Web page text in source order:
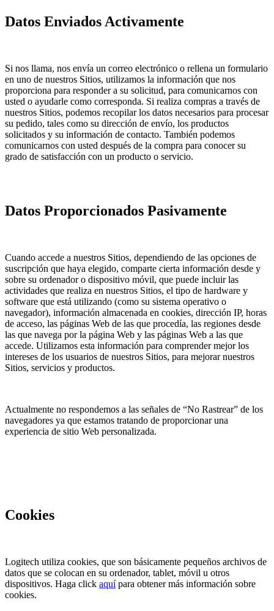
Datos Enviados Activamente
Si nos llama, nos envía un correo electrónico o rellena un formulario
en uno de nuestros Sitios, utilizamos la información que nos
proporciona para responder a su solicitud, para comunicarnos con
usted o ayudarle como corresponda. Si realiza compras a través de
nuestros Sitios, podemos recopilar los datos necesarios para procesar
su pedido, tales como su dirección de envío, los productos
solicitados y su información de contacto. También podemos
comunicarnos con usted después de la compra para conocer su
grado de satisfacción con un producto o servicio.
Datos Proporcionados Pasivamente
Cuando accede a nuestros Sitios, dependiendo de las opciones de
suscripción que haya elegido, comparte cierta información desde y
sobre su ordenador o dispositivo móvil, que puede incluir las
actividades que realiza en nuestros Sitios, el tipo de hardware y
software que está utilizando (como su sistema operativo o
navegador), información almacenada en cookies, dirección IP, horas
de acceso, las páginas Web de las que procedía, las regiones desde
las que navega por la página Web y las páginas Web a las que
accede. Utilizamos esta información para comprender mejor los
intereses de los usuarios de nuestros Sitios, para mejorar nuestros
Sitios, servicios y productos.
Actualmente no respondemos a las señales de “No Rastrear” de los
navegadores ya que estamos tratando de proporcionar una
experiencia de sitio Web personalizada.
Cookies
Logitech utiliza cookies, que son básicamente pequeños archivos de
datos que se colocan en su ordenador, tablet, móvil u otros
dispositivos. Haga click aquípara obtener más información sobre
cookies.